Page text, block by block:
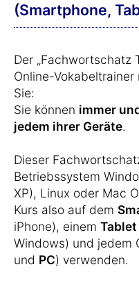
(Smartphone,
Der „Fachwortschatz
Online-
Sie:
Sie können immer
jedem ihrer Geräte.
Dieser
Betriebssystem
XP), Linux oder Mac
Kurs also auf dem
iPhone), einem Tablet
Windows) und jedem
und PC) verwenden.